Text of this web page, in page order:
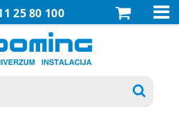
25 80 100 
